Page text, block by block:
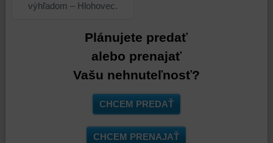
výhľadom – Hlohovec.
Plánujete predať
alebo prenajať
Vašu nehnuteľnosť?
CHCEM PREDAŤ
CHCEM PRENAJAŤ